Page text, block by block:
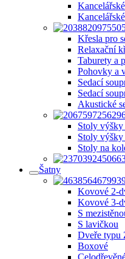
Křesla pro
Relaxační
Taburety a
Pohovky a
Sedací
Sedací
Akustické
Stoly výšky
Stoly výšky
Stoly na
Šatny
Kovové 2-
Kovové 3-
S
S lavičkou
Dveře typu
Boxové